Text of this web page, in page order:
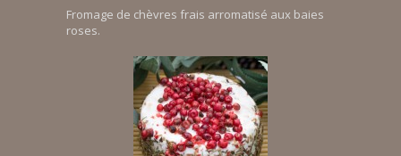
Fromage de chèvres frais arromatisé aux baies
roses.